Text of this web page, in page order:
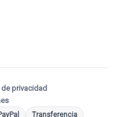
privacidad
Transferencia